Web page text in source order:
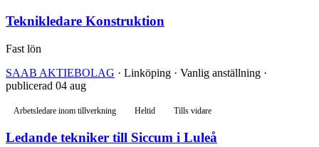
Teknikledare Konstruktion
Fast lön
SAAB AKTIEBOLAG · Linköping · Vanlig anställning ·
publicerad 04 aug
Arbetsledare inom tillverkning Heltid Tills vidare
Ledande tekniker till Siccum i Luleå